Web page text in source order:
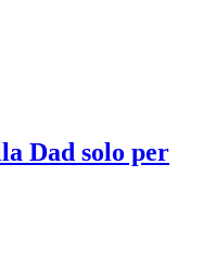
Dad solo per